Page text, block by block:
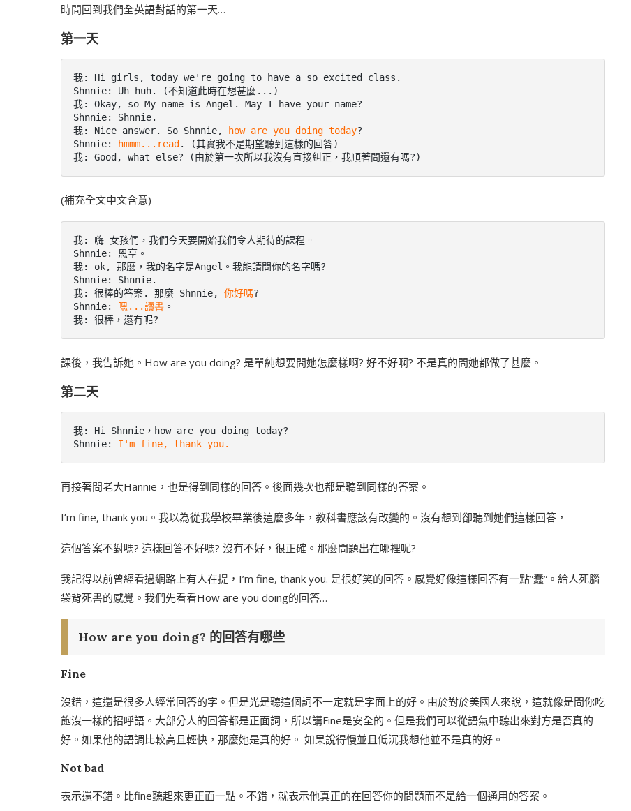
時間回到我們全英語對話的第一天…
第一天
我: Hi girls, today we're going to have a so excited class.
Shnnie: Uh huh. (不知道此時在想甚麼...)
我: Okay, so My name is Angel. May I have your name?
Shnnie: Shnnie.
我: Nice answer. So Shnnie,
how are you doing today?
Shnnie:
hmmm...read . (其實我不是期望聽到這樣的回答)
我: Good, what else? (由於第一次所以我沒有直接糾正，我順著問還有嗎?)
(補充全文中文含意)
我: 嗨 女孩們，我們今天要開始我們令人期待的課程。
Shnnie: 恩亨。
我: ok, 那麼，我的名字是Angel。我能請問你的名字嗎?
Shnnie: Shnnie.
我: 很棒的答案. 那麼 Shnnie, 你好嗎?
Shnnie: 嗯...讀書 。
我: 很棒，還有呢?
課後，我告訴她。How are you doing? 是單純想要問她怎麼樣啊? 好不好啊? 不是真的問她都做了甚麼。
第二天
我: Hi Shnnie，how are you doing today?
Shnnie: I'm fine, thank you.
再接著問老大Hannie，也是得到同樣的回答。後面幾次也都是聽到同樣的答案。
I’m fine, thank you。我以為從我學校畢業後這麼多年，教科書應該有改變的。沒有想到卻聽到她們這樣回答，
這個答案不對嗎? 這樣回答不好嗎? 沒有不好，很正確。那麼問題出在哪裡呢?
我記得以前曾經看過網路上有人在提，I’m fine, thank you. 是很好笑的回答。感覺好像這樣回答有一點”蠢”。給人死腦
袋背死書的感覺。我們先看看How are you doing的回答…
How are you doing? 的回答有哪些
Fine
沒錯，這還是很多人經常回答的字。但是光是聽這個詞不一定就是字面上的好。由於對於美國人來說，這就像是問你吃
飽沒一樣的招呼語。大部分人的回答都是正面詞，所以講Fine是安全的。但是我們可以從語氣中聽出來對方是否真的
好。如果他的語調比較高且輕快，那麼她是真的好。 如果說得慢並且低沉我想他並不是真的好。
Not bad
表示還不錯。比fine聽起來更正面一點。不錯，就表示他真正的在回答你的問題而不是給一個通用的答案。